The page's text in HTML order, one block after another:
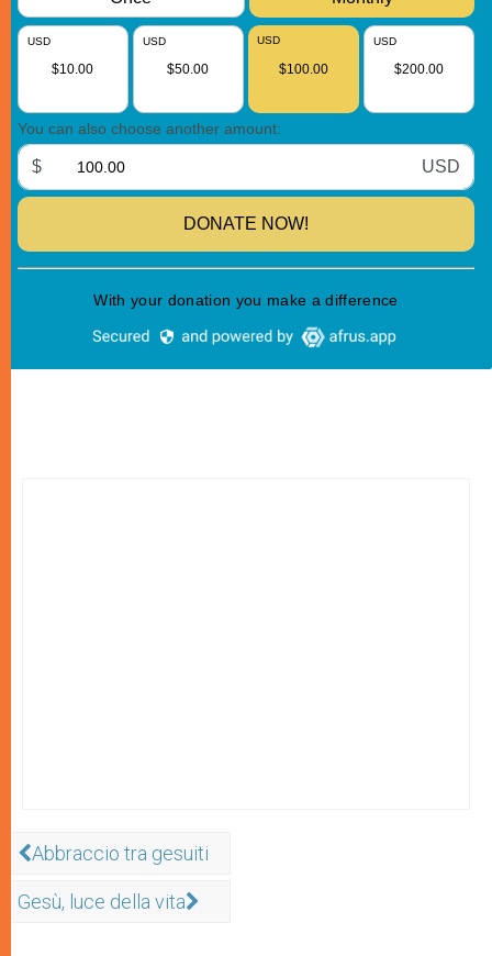
Abbraccio tra gesuiti
Gesù, luce della vita